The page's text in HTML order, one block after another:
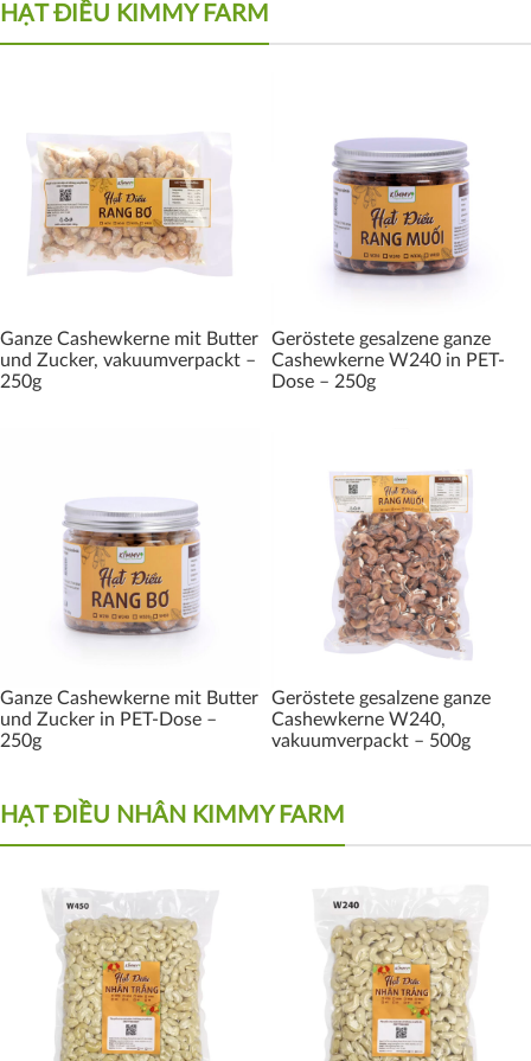
HẠT ĐIỀU KIMMY FARM
Ganze Cashewkerne mit Butter
und Zucker, vakuumverpackt –
250g
Geröstete gesalzene ganze
Cashewkerne W240 in PET-
Dose – 250g
Ganze Cashewkerne mit Butter
und Zucker in PET-Dose –
250g
Geröstete gesalzene ganze
Cashewkerne W240,
vakuumverpackt – 500g
HẠT ĐIỀU NHÂN KIMMY FARM